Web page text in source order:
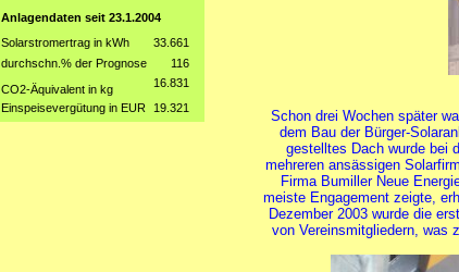
Anlagendaten seit 23.1.2004
Solarstromertrag in kWh
33.661
durchschn.% der Prognose
116
CO2-Äquivalent in kg
16.831
Einspeisevergütung in EUR
19.321
Schon drei Wochen später
dem Bau der Bürger-
gestelltes Dach wurde bei
mehreren ansässigen
Firma Bumiller Neue
meiste Engagement zeigte,
Dezember 2003 wurde die
von Vereinsmitgliedern, was